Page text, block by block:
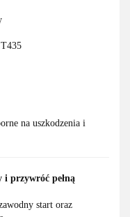
na uszkodzenia i
przywróć pełną
start oraz